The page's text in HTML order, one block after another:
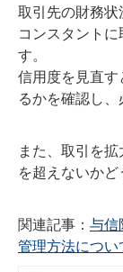
取引先の財務状
コンスタント
す。
信用度を見直
るかを確認し、
また、取引を
を超えないかど
関連記事： 与信
管理方法につい